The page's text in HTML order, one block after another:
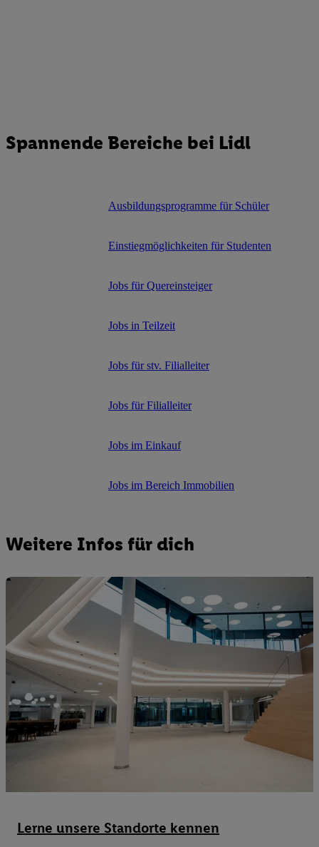
Spannende Bereiche bei Lidl
Ausbildungsprogramme für Schüler
Einstiegmöglichkeiten für Studenten
Jobs für Quereinsteiger
Jobs in Teilzeit
Jobs für stv. Filialleiter
Jobs für Filialleiter
Jobs im Einkauf
Jobs im Bereich Immobilien
Weitere Infos für dich
Lerne unsere Standorte kennen